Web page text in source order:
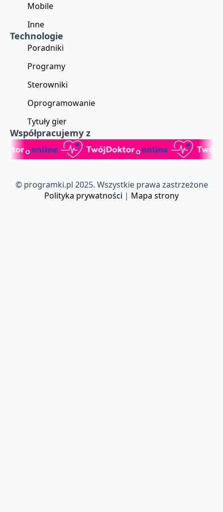
Mobile
Inne
Technologie
Poradniki
Programy
Sterowniki
Oprogramowanie
Tytuły gier
Współpracujemy z
© programki.pl 2025. Wszystkie prawa zastrzeżone
Polityka prywatności | Mapa strony